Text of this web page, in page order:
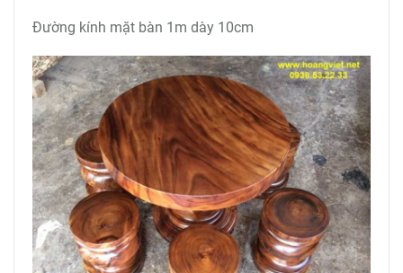
Đường kính mặt bàn 1m dày 10cm